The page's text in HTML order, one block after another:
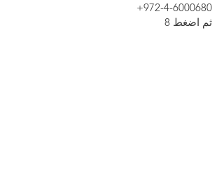
+972-4-6000680
ثم اضغط 8